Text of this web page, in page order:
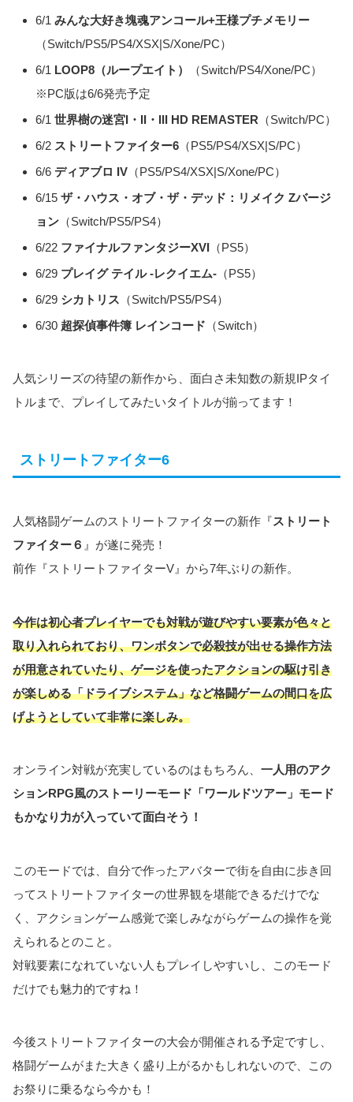
6/1 みんな大好き塊魂アンコール+王様プチメモリー
（Switch/PS5/PS4/XSX|S/Xone/PC）
6/1 LOOP8（ループエイト）
（Switch/PS4/Xone/PC）
※PC版は6/6発売予定
6/1 世界樹の迷宮I・II・III HD REMASTER （Switch/PC）
6/2 ストリートファイター6 （PS5/PS4/XSX|S/PC）
6/6 ディアブロ IV （PS5/PS4/XSX|S/Xone/PC）
6/15 ザ・ハウス・オブ・ザ・デッド：リメイク Zバージ
ョン （Switch/PS5/PS4）
6/22 ファイナルファンタジーXVI （PS5）
6/29 プレイグ テイル -レクイエム- （PS5）
6/29 シカトリス （Switch/PS5/PS4）
6/30 超探偵事件簿 レインコード （Switch）
人気シリーズの待望の新作から、面白さ未知数の新規IPタイ
トルまで、プレイしてみたいタイトルが揃ってます！
ストリートファイター6
人気格闘ゲームのストリートファイターの新作『ストリート
ファイター６ 』が遂に発売！
前作『ストリートファイターV』から7年ぶりの新作。
今作は初心者プレイヤーでも対戦が遊びやすい要素が色々と
取り入れられており、ワンボタンで必殺技が出せる操作方法
が用意されていたり、ゲージを使ったアクションの駆け引き
が楽しめる「ドライブシステム」など格闘ゲームの間口を広
げようとしていて非常に楽しみ。
オンライン対戦が充実しているのはもちろん、 一人用のアク
ションRPG風のストーリーモード「ワールドツアー」モード
もかなり力が入っていて面白そう！
このモードでは、自分で作ったアバターで街を自由に歩き回
ってストリートファイターの世界観を堪能できるだけでな
く、アクションゲーム感覚で楽しみながらゲームの操作を覚
えられるとのこと。
対戦要素になれていない人もプレイしやすいし、このモード
だけでも魅力的ですね！
今後ストリートファイターの大会が開催される予定ですし、
格闘ゲームがまた大きく盛り上がるかもしれないので、この
お祭りに乗るなら今かも！